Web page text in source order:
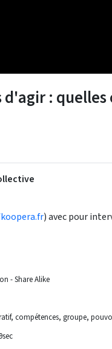
d'agir :
) avec pour
- Share Alike
compétences groupe